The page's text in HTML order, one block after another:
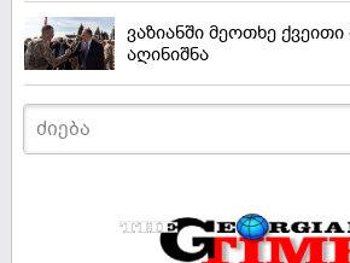
ვაზიანში მეოთხე
აღინიშნა